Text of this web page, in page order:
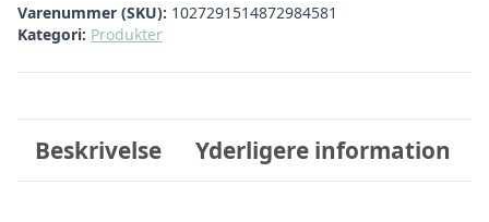
Varenummer (SKU): 1027291514872984581
Kategori: Produkter
Beskrivelse Yderligere information